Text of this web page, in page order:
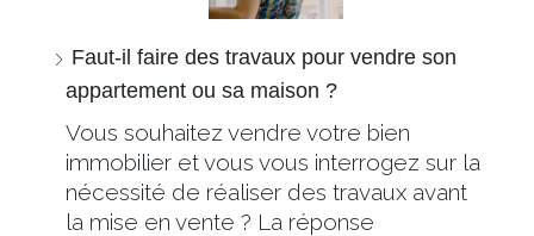
Faut-il faire des travaux pour vendre son
appartement ou sa maison ?
Vous souhaitez vendre votre bien
immobilier et vous vous interrogez sur la
nécessité de réaliser des travaux avant
la mise en vente ? La réponse